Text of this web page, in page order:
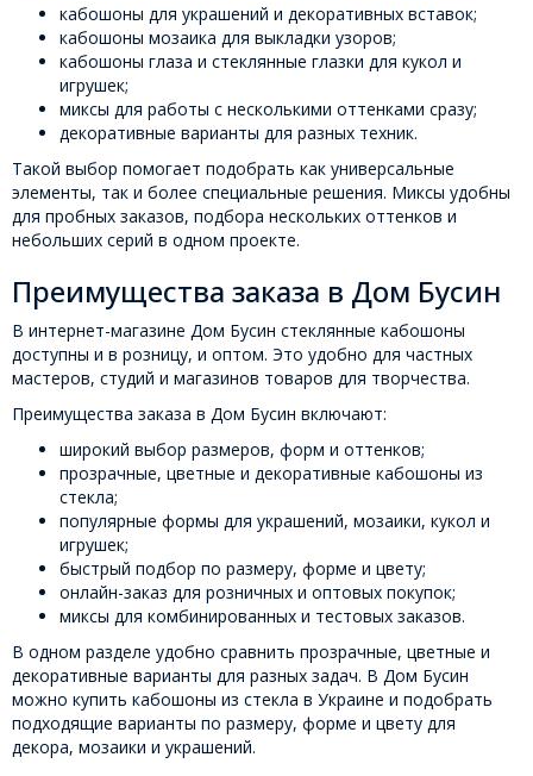
кабошоны для украшений и декоративных вставок;
кабошоны мозаика для выкладки узоров;
кабошоны глаза и стеклянные глазки для кукол и
игрушек;
миксы для работы с несколькими оттенками сразу;
декоративные варианты для разных техник.
Такой выбор помогает подобрать как универсальные
элементы, так и более специальные решения. Миксы удобны
для пробных заказов, подбора нескольких оттенков и
небольших серий в одном проекте.
Преимущества заказа в Дом Бусин
В интернет-магазине Дом Бусин стеклянные кабошоны
доступны и в розницу, и оптом. Это удобно для частных
мастеров, студий и магазинов товаров для творчества.
Преимущества заказа в Дом Бусин включают:
широкий выбор размеров, форм и оттенков;
прозрачные, цветные и декоративные кабошоны из
стекла;
популярные формы для украшений, мозаики, кукол и
игрушек;
быстрый подбор по размеру, форме и цвету;
онлайн-заказ для розничных и оптовых покупок;
миксы для комбинированных и тестовых заказов.
В одном разделе удобно сравнить прозрачные, цветные и
декоративные варианты для разных задач. В Дом Бусин
можно купить кабошоны из стекла в Украине и подобрать
подходящие варианты по размеру, форме и цвету для
декора, мозаики и украшений.